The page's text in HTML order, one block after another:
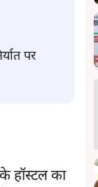
पर
के हॉस्टल का